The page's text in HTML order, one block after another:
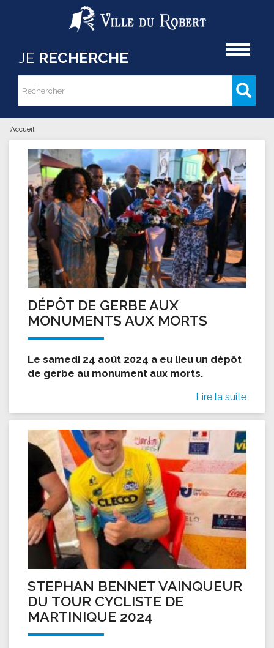
Aller au contenu principal
JE RECHERCHE
Formulaire de recherche
Rechercher
Vous êtes ici
Accueil
DÉPÔT DE GERBE AUX
MONUMENTS AUX MORTS
Le samedi 24 août 2024 a eu lieu un dépôt
de gerbe au monument aux morts.
Lire la suite
STEPHAN BENNET VAINQUEUR
DU TOUR CYCLISTE DE
MARTINIQUE 2024